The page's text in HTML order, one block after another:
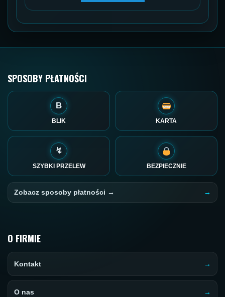
SPOSOBY PŁATNOŚCI
B
BLIK KARTA
↯
SZYBKI PRZELEW BEZPIECZNIE
Zobacz sposoby płatności →
O FIRMIE
Kontakt
O nas